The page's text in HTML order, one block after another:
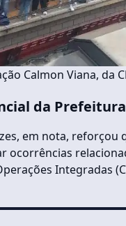
Calmon Viana, da
da
em nota,
ocorrências
Integradas